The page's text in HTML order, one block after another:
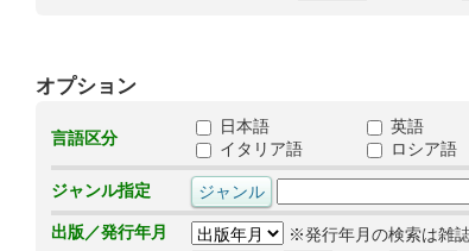
オプション
言語区分
日本語 英語
イタリア語
ロシア語
ジャンル指定
出版／発行年月
※発行年月の検索は雑